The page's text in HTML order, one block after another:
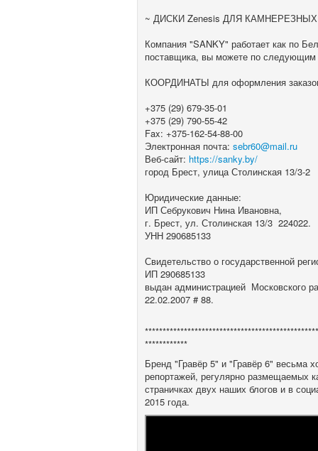
~ ДИСКИ Zenesis ДЛЯ
Компания "SANKY" работает как по
поставщика, вы можете по следующим
КООРДИНАТЫ для оформления
+375 (29) 679-35-01
+375 (29) 790-55-42
Fax: +375-162-54-88-00
Электронная почта:sebr60@mail.ru
Веб-сайт: https://sanky.by/
город Брест, улица Столинская 13/3-2
Юридические данные:
ИП Себрукович Нина Ивановна,
г. Брест, ул. Столинская 13/3 224022.
УНН 290685133
Свидетельство о государственной
ИП 290685133
выдан администрацией Московского
22.02.2007 # 88.
************
Бренд "Гравёр 5" и "Гравёр 6" весьма
репортажей, регулярно размещаемых
страничках двух наших блогов и в
2015 года.